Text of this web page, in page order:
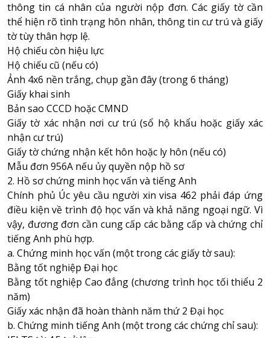
thông tin cá nhân của người nộp đơn. Các giấy tờ cần
thể hiện rõ tình trạng hôn nhân, thông tin cư trú và giấy
tờ tùy thân hợp lệ.
Hộ chiếu còn hiệu lực
Hộ chiếu cũ (nếu có)
Ảnh 4x6 nền trắng, chụp gần đây (trong 6 tháng)
Giấy khai sinh
Bản sao CCCD hoặc CMND
Giấy tờ xác nhận nơi cư trú (sổ hộ khẩu hoặc giấy xác
nhận cư trú)
Giấy tờ chứng nhận kết hôn hoặc ly hôn (nếu có)
Mẫu đơn 956A nếu ủy quyền nộp hồ sơ
2. Hồ sơ chứng minh học vấn và tiếng Anh
Chính phủ Úc yêu cầu người xin visa 462 phải đáp ứng
điều kiện về trình độ học vấn và khả năng ngoại ngữ. Vì
vậy, đương đơn cần cung cấp các bằng cấp và chứng chỉ
tiếng Anh phù hợp.
a. Chứng minh học vấn (một trong các giấy tờ sau):
Bằng tốt nghiệp Đại học
Bằng tốt nghiệp Cao đẳng (chương trình học tối thiểu 2
năm)
Giấy xác nhận đã hoàn thành năm thứ 2 Đại học
b. Chứng minh tiếng Anh (một trong các chứng chỉ sau):